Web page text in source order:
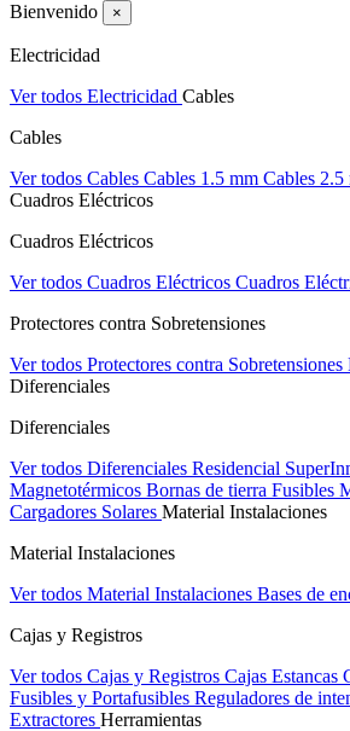
Bienvenido
×
Electricidad
Ver todos Electricidad Cables
Cables
Ver todos Cables Cables 1.5 mm Cables 2.5
Cuadros Eléctricos
Cuadros Eléctricos
Ver todos Cuadros Eléctricos Cuadros
Protectores contra Sobretensiones
Ver todos Protectores contra Sobretensiones
Diferenciales
Diferenciales
Ver todos Diferenciales Residencial
Magnetotérmicos Bornas de tierra Fusibles
Cargadores Solares Material Instalaciones
Material Instalaciones
Ver todos Material Instalaciones Bases de
Cajas y Registros
Ver todos Cajas y Registros Cajas Estancas
Fusibles y Portafusibles Reguladores de
Extractores Herramientas